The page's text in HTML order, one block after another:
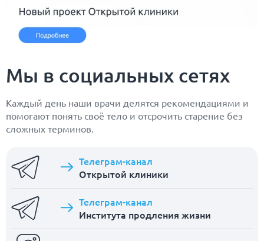
Мы в социальных сетях
Каждый день наши врачи делятся рекомендациями и
помогают понять своё тело и отсрочить старение без
сложных терминов.
Телеграм-канал
Открытой клиники
Телеграм-канал
Института продления жизни